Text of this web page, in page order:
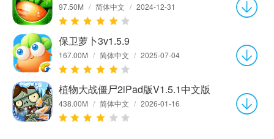
97.50M / 简体中文 / 2024-12-31
保卫萝卜3v1.5.9
167.00M / 简体中文 / 2025-07-04
植物大战僵尸2iPad版V1.5.1中文版
438.00M / 简体中文 / 2026-01-16